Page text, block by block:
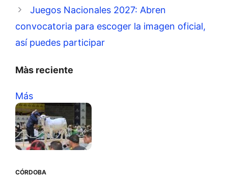
Juegos Nacionales 2027: Abren
convocatoria para escoger la imagen oficial,
así puedes participar
Màs reciente
Más
CÓRDOBA